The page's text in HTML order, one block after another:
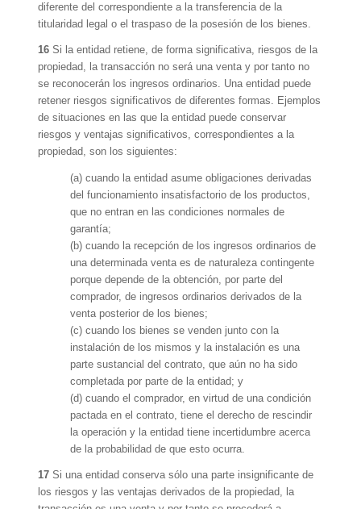
diferente del correspondiente a la transferencia de la
titularidad legal o el traspaso de la posesión de los bienes.
16 Si la entidad retiene, de forma significativa, riesgos de la
propiedad, la transacción no será una venta y por tanto no
se reconocerán los ingresos ordinarios. Una entidad puede
retener riesgos significativos de diferentes formas. Ejemplos
de situaciones en las que la entidad puede conservar
riesgos y ventajas significativos, correspondientes a la
propiedad, son los siguientes:
(a) cuando la entidad asume obligaciones derivadas
del funcionamiento insatisfactorio de los productos,
que no entran en las condiciones normales de
garantía;
(b) cuando la recepción de los ingresos ordinarios de
una determinada venta es de naturaleza contingente
porque depende de la obtención, por parte del
comprador, de ingresos ordinarios derivados de la
venta posterior de los bienes;
(c) cuando los bienes se venden junto con la
instalación de los mismos y la instalación es una
parte sustancial del contrato, que aún no ha sido
completada por parte de la entidad; y
(d) cuando el comprador, en virtud de una condición
pactada en el contrato, tiene el derecho de rescindir
la operación y la entidad tiene incertidumbre acerca
de la probabilidad de que esto ocurra.
17 Si una entidad conserva sólo una parte insignificante de
los riesgos y las ventajas derivados de la propiedad, la